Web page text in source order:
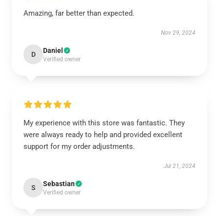
Amazing, far better than expected.
Nov 29, 2024
D Daniel
Verified owner
My experience with this store was fantastic. They
were always ready to help and provided excellent
support for my order adjustments.
Jul 21, 2024
S Sebastian
Verified owner